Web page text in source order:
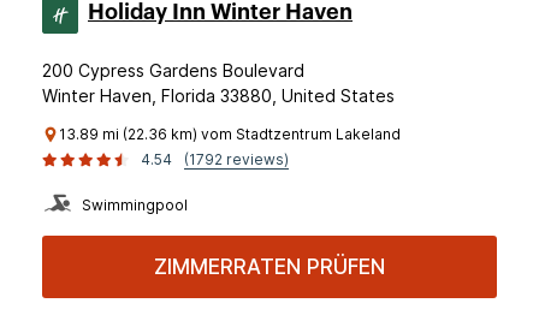
Holiday Inn Winter Haven
200 Cypress Gardens Boulevard
Winter Haven, Florida 33880, United States
13.89 mi (22.36 km) vom Stadtzentrum Lakeland
4.54
(1792 reviews)
Swimmingpool
ZIMMERRATEN PRÜFEN